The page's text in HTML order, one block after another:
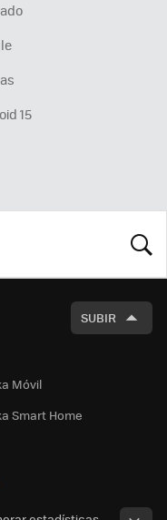
15
SUBIR
Móvil
Smart Home